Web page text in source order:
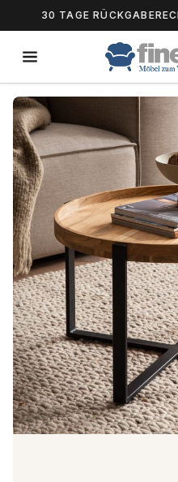
30 TAGE RÜCKGABERECHT